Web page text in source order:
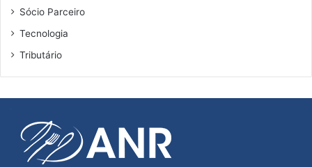
Sócio Parceiro
Tecnologia
Tributário